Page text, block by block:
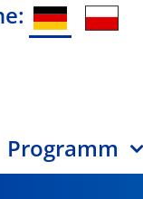
Programm